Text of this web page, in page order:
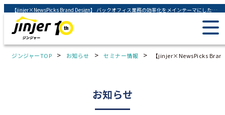
【jinjer×NewsPicks Brand Design】 バックオフィス業務の効率化をメインテーマにしたイベント 「The Backoffice Day〜攻めを支える強い事業基盤の作り方〜」開催 ー 2022年11月10日（木）オンライン開催 ー - ジンジャー（jinjer）｜統合型人事システム
ジンジャーTOP > お知らせ > セミナー情報 > 【jinjer×NewsPicks
お知らせ